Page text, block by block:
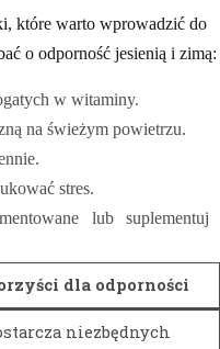
które warto wprowadzić do
o odporność jesienią i zimą:
w witaminy.
na świeżym powietrzu.
stres.
lub suplementuj
dla odporności
niezbędnych